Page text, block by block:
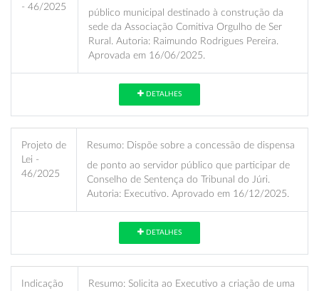
- 46/2025
público municipal destinado à construção da
sede da Associação Comitiva Orgulho de Ser
Rural. Autoria: Raimundo Rodrigues Pereira.
Aprovada em 16/06/2025.
DETALHES
Projeto de
Lei -
46/2025
Resumo: Dispõe sobre a concessão de dispensa
de ponto ao servidor público que participar de
Conselho de Sentença do Tribunal do Júri.
Autoria: Executivo. Aprovado em 16/12/2025.
DETALHES
Indicação
Resumo: Solicita ao Executivo a criação de uma